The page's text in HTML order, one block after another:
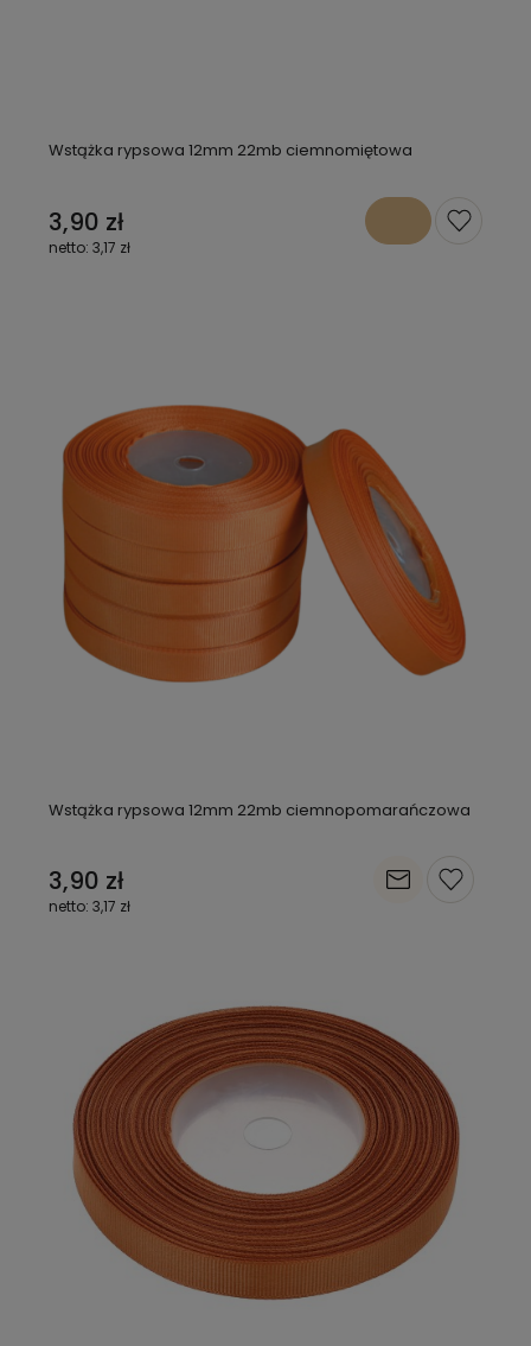
Wstążka rypsowa 12mm 22mb ciemnomiętowa
3,90 zł
3,17 zł
Wstążka rypsowa 12mm 22mb ciemnopomarańczowa
3,90 zł
3,17 zł